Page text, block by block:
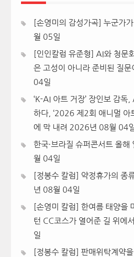
[손영미의 감성가곡] 누군가
월 05일
[인인칼럼 유준형] AI와 청문
은 고성이 아니라 준비된 질문
04일
‘K-AI 아트 거장’ 장인보 감독
하다, ‘2026 제2회 애니멀 아
에 막 내려 2026년 08월 04
한국·브라질 슈퍼콘서트 올해
월 04일
[정봉수 칼럼] 약정휴가의 종
년 08월 04일
[손영미 칼럼] 한여름 태양을
턴 CC코스가 열어준 길 위에서
일
[정봉수 칼럼] 판매위탁계약